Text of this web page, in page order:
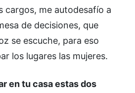
cargos, me autodesafío a
de decisiones, que
se escuche, para eso
los lugares las mujeres.
en tu casa estas dos